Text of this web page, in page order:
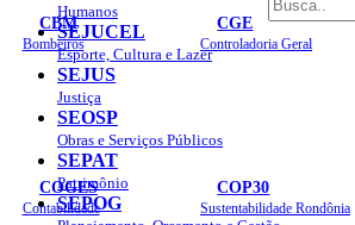
CBM
Bombeiros
CGE
Controladoria Geral
COGES
Contabilidade
COP30
Sustentabilidade Rondônia
Humanos
SEJUCEL
Esporte, Cultura e Lazer
SEJUS
Justiça
SEOSP
Obras e Serviços Públicos
SEPAT
Patrimônio
SEPOG